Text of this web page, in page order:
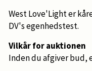
West Love'Light er
DV's egenhedstest.
Vilkår for auktionen
Inden du afgiver bud,